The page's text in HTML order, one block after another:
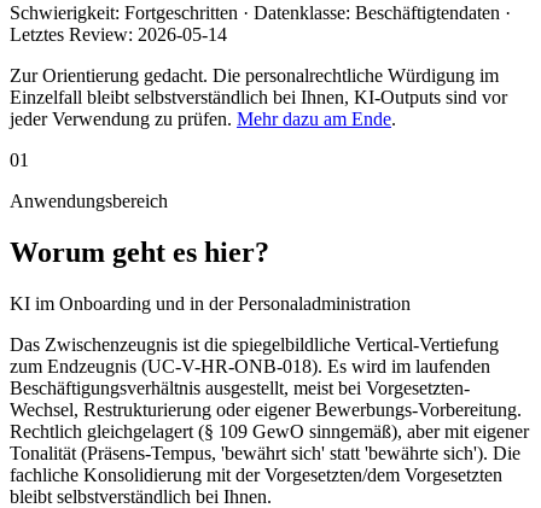
Schwierigkeit: Fortgeschritten · Datenklasse: Beschäftigtendaten ·
Letztes Review: 2026-05-14
Zur Orientierung gedacht. Die personalrechtliche Würdigung im
Einzelfall bleibt selbstverständlich bei Ihnen, KI-Outputs sind vor
jeder Verwendung zu prüfen. Mehr dazu am Ende.
01
Anwendungsbereich
Worum geht es hier?
KI im Onboarding und in der Personaladministration
Das Zwischenzeugnis ist die spiegelbildliche Vertical-Vertiefung
zum Endzeugnis (UC-V-HR-ONB-018). Es wird im laufenden
Beschäftigungsverhältnis ausgestellt, meist bei Vorgesetzten-
Wechsel, Restrukturierung oder eigener Bewerbungs-Vorbereitung.
Rechtlich gleichgelagert (§ 109 GewO sinngemäß), aber mit eigener
Tonalität (Präsens-Tempus, 'bewährt sich' statt 'bewährte sich'). Die
fachliche Konsolidierung mit der Vorgesetzten/dem Vorgesetzten
bleibt selbstverständlich bei Ihnen.